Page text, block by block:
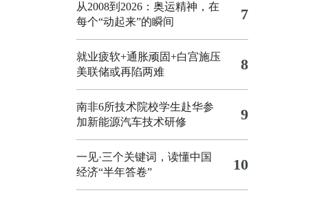
从2008到2026：奥运精神，在
每个“动起来”的瞬间
7
就业疲软+通胀顽固+白宫施压
美联储或再陷两难
8
南非6所技术院校学生赴华参
加新能源汽车技术研修
9
一见·三个关键词，读懂中国
经济“半年答卷”
10